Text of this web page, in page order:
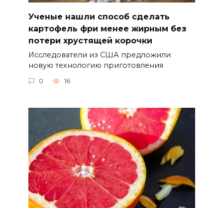
Ученые нашли способ сделать
картофель фри менее жирным без
потери хрустящей корочки
Исследователи из США предложили
новую технологию приготовления
0 16